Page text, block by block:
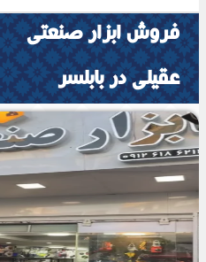
فروش ابزار صنعتی
عقیلی در بابلسر